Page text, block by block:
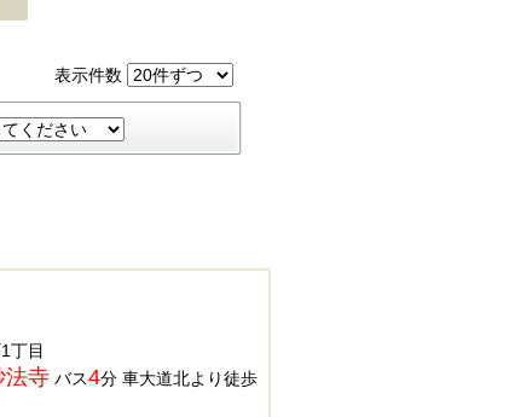
表示件数
丁目
法寺 バス4分 車大道北より徒歩